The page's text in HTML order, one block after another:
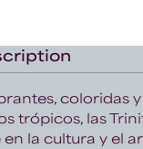
coloridas
trópicos, las
la cultura y el